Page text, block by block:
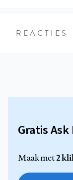
REACTIES
Gratis
Maak met2